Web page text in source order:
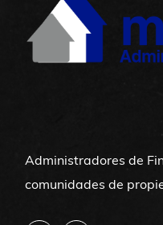
Administradores de
comunidades de